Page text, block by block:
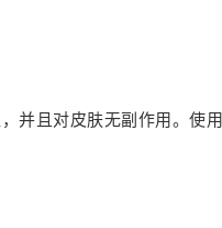
并且对皮肤无副作用。使用